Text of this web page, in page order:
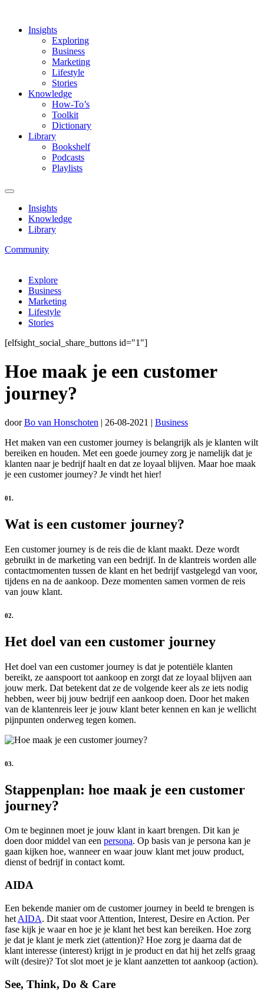
Insights
Exploring
Business
Marketing
Lifestyle
Stories
Knowledge
How-To’s
Toolkit
Dictionary
Library
Bookshelf
Podcasts
Playlists
Insights
Knowledge
Library
Community
Explore
Business
Marketing
Lifestyle
Stories
[elfsight_social_share_buttons id="1"]
Hoe maak je een customer
journey?
doorBo van Honschoten | 26-08-2021 | Business
Het maken van een customer journey is belangrijk als je klanten wilt
bereiken en houden. Met een goede journey zorg je namelijk dat je
klanten naar je bedrijf haalt en dat ze loyaal blijven. Maar hoe maak
je een customer journey? Je vindt het hier!
01.
Wat is een customer journey?
Een customer journey is de reis die de klant maakt. Deze wordt
gebruikt in de marketing van een bedrijf. In de klantreis worden alle
contactmomenten tussen de klant en het bedrijf vastgelegd van voor,
tijdens en na de aankoop. Deze momenten samen vormen de reis
van jouw klant.
02.
Het doel van een customer journey
Het doel van een customer journey is dat je potentiële klanten
bereikt, ze aanspoort tot aankoop en zorgt dat ze loyaal blijven aan
jouw merk. Dat betekent dat ze de volgende keer als ze iets nodig
hebben, weer bij jouw bedrijf een aankoop doen. Door het maken
van de klantenreis leer je jouw klant beter kennen en kan je wellicht
pijnpunten onderweg tegen komen.
03.
Stappenplan: hoe maak je een customer
journey?
Om te beginnen moet je jouw klant in kaart brengen. Dit kan je
doen door middel van een persona. Op basis van je persona kan je
gaan kijken hoe, wanneer en waar jouw klant met jouw product,
dienst of bedrijf in contact komt.
AIDA
Een bekende manier om de customer journey in beeld te brengen is
het AIDA. Dit staat voor Attention, Interest, Desire en Action. Per
fase kijk je waar en hoe je je klant het best kan bereiken. Hoe zorg
je dat je klant je merk ziet (attention)? Hoe zorg je daarna dat de
klant interesse (interest) krijgt in je product en dat hij het zelfs graag
wilt (desire)? Tot slot moet je je klant aanzetten tot aankoop (action).
See, Think, Do & Care